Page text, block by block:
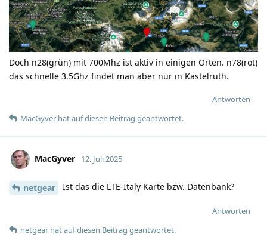
Doch n28(grün) mit 700Mhz ist aktiv in einigen Orten. n78(rot)
das schnelle 3.5Ghz findet man aber nur in Kastelruth.
Antworten
MacGyver hatauf diesen Beitrag geantwortet.
MacGyver 12. Juli 2025
netgear Ist das die LTE-Italy Karte bzw. Datenbank?
Antworten
netgear hatauf diesen Beitrag geantwortet.